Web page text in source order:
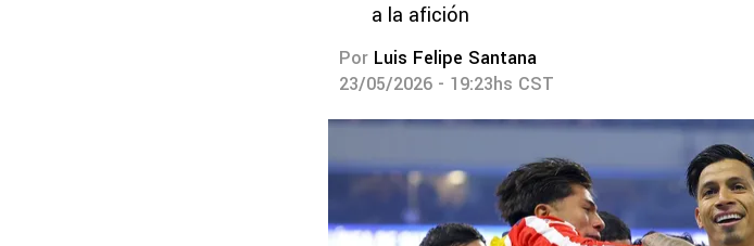
a la afición
Por Luis Felipe Santana
23/05/2026 - 19:23hs CST